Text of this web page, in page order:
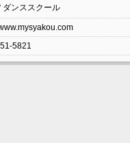
ダンススクール
5821